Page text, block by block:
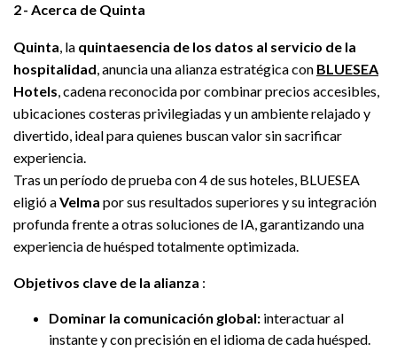
2 Acerca de Quinta
Quinta, la quintaesencia de los datos al servicio de la
hospitalidad, anuncia una alianza estratégica con BLUESEA
Hotels, cadena reconocida por combinar precios accesibles,
ubicaciones costeras privilegiadas y un ambiente relajado y
divertido, ideal para quienes buscan valor sin sacrificar
experiencia.
Tras un período de prueba con 4 de sus hoteles, BLUESEA
eligió aVelma por sus resultados superiores y su integración
profunda frente a otras soluciones de IA, garantizando una
experiencia de huésped totalmente optimizada.
Objetivos clave de la alianza :
Dominar la comunicación global: interactuar al
instante y con precisión en el idioma de cada huésped.